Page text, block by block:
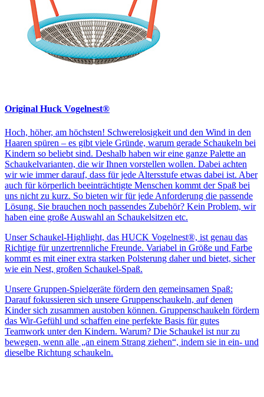
Original Huck Vogelnest®
Hoch, höher, am höchsten! Schwerelosigkeit und den Wind in den
Haaren spüren – es gibt viele Gründe, warum gerade Schaukeln bei
Kindern so beliebt sind. Deshalb haben wir eine ganze Palette an
Schaukelvarianten, die wir Ihnen vorstellen wollen. Dabei achten
wir wie immer darauf, dass für jede Altersstufe etwas dabei ist. Aber
auch für körperlich beeinträchtigte Menschen kommt der Spaß bei
uns nicht zu kurz. So bieten wir für jede Anforderung die passende
Lösung. Sie brauchen noch passendes Zubehör? Kein Problem, wir
haben eine große Auswahl an Schaukelsitzen etc.
Unser Schaukel-Highlight, das HUCK Vogelnest®, ist genau das
Richtige für unzertrennliche Freunde. Variabel in Größe und Farbe
kommt es mit einer extra starken Polsterung daher und bietet, sicher
wie ein Nest, großen Schaukel-Spaß.
Unsere Gruppen-Spielgeräte fördern den gemeinsamen Spaß:
Darauf fokussieren sich unsere Gruppenschaukeln, auf denen
Kinder sich zusammen austoben können. Gruppenschaukeln fördern
das Wir-Gefühl und schaffen eine perfekte Basis für gutes
Teamwork unter den Kindern. Warum? Die Schaukel ist nur zu
bewegen, wenn alle „an einem Strang ziehen“, indem sie in ein- und
dieselbe Richtung schaukeln.